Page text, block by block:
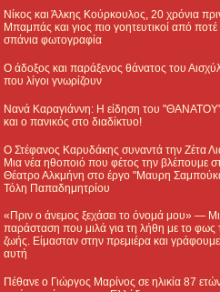
Νίκος και Άλκης Κούρκουλος, 20 χρόνια
Μπαμπάς και γιος πιο γοητευτικοί από ποτέ
σπάνια φωτογραφία
Ο άδοξος και παράξενος θάνατος του
που λίγοι γνωρίζουν
Νανά Καραγιάννη: Η είδηση του
και ο πανικός στο διαδίκτυο!
Ο Στέφανος Καρυδάκης συναντά την Ζέτα
Μια νέα ηθοποιό που φέτος την βλέπουμε
Θέατρο Αλκμήνη στο έργο "Μαυρη
Τόλη Παπαδημητρίου
«Πριν ο άνεμος ξεχάσει το όνομά μου» —
παράσταση που μιλά για τη λήθη με το φως
ζωής. Είμασταν στην πρεμιέρα και γράφουμε
αυτή
Πέθανε ο Γιώργος Μαρίνος σε ηλικία 87